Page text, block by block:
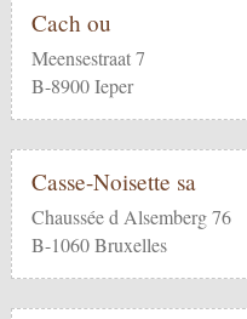
Cach ou
Meensestraat 7
B-8900 Ieper
Casse-Noisette sa
Chaussée d Alsemberg 76
B-1060 Bruxelles